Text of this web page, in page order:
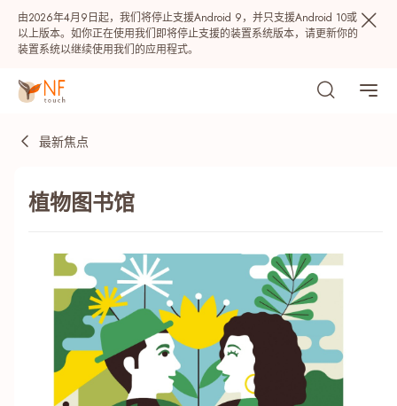
由2026年4月9日起，我们将停止支援Android 9，并只支援Android 10或
以上版本。如你正在使用我们即将停止支援的装置系统版本，请更新你的
装置系统以继续使用我们的应用程式。
NF Points AIRSIDE 奖赏
最近搜寻纪录
最新焦点
植物图书馆